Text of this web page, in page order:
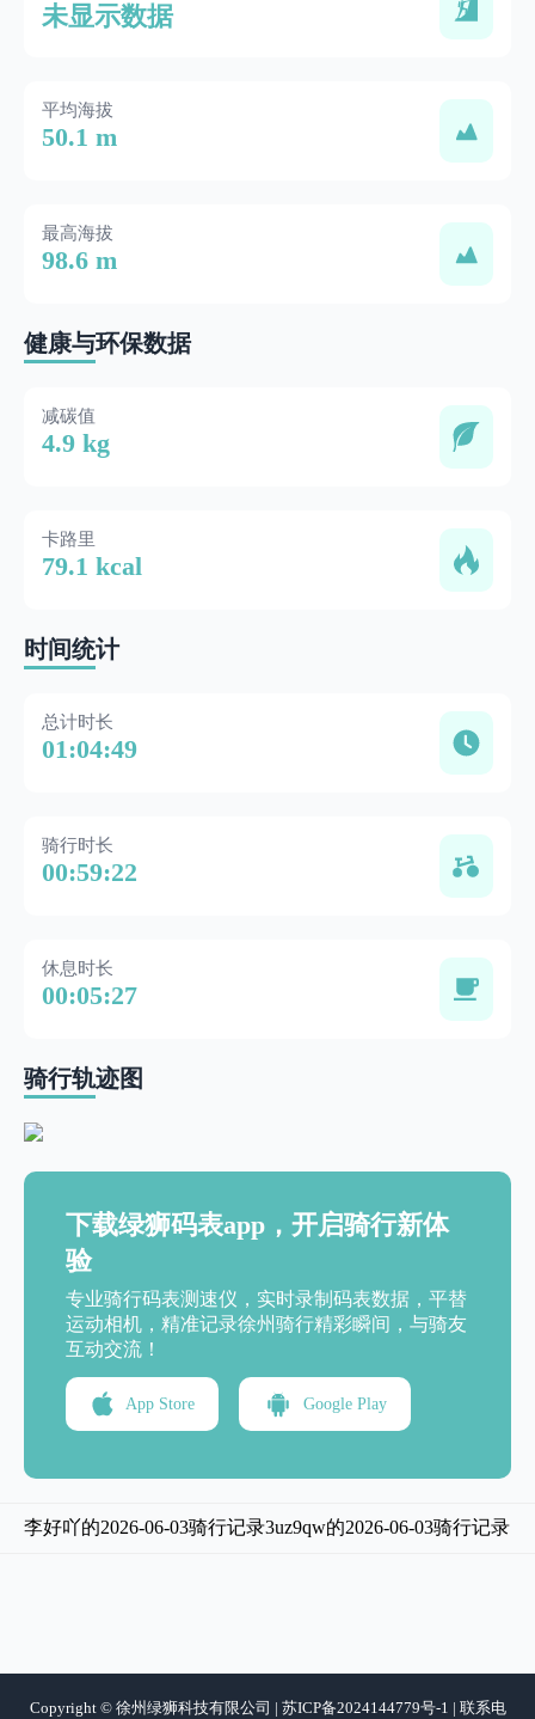
未显示数据
平均海拔
50.1 m
最高海拔
98.6 m
健康与环保数据
减碳值
4.9 kg
卡路里
79.1 kcal
时间统计
总计时长
01:04:49
骑行时长
00:59:22
休息时长
00:05:27
骑行轨迹图
下载绿狮码表app，开启骑行新体
验
专业骑行码表测速仪，实时录制码表数据，平替
运动相机，精准记录徐州骑行精彩瞬间，与骑友
互动交流！
App Store Google Play
李好吖的2026-06-03骑行记录3uz9qw的2026-06-03骑行记录
Copyright © 徐州绿狮科技有限公司 | 苏ICP备2024144779号-1 | 联系电